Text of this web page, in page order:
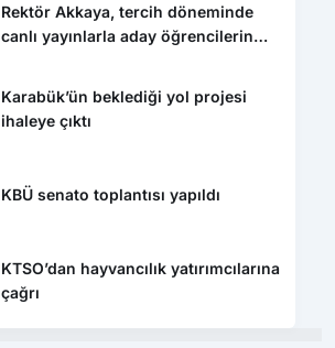
Rektör Akkaya, tercih döneminde
canlı yayınlarla aday öğrencilerin
Karabük’ün beklediği yol projesi
ihaleye çıktı
KBÜ senato toplantısı yapıldı
KTSO’dan hayvancılık yatırımcılarına
çağrı